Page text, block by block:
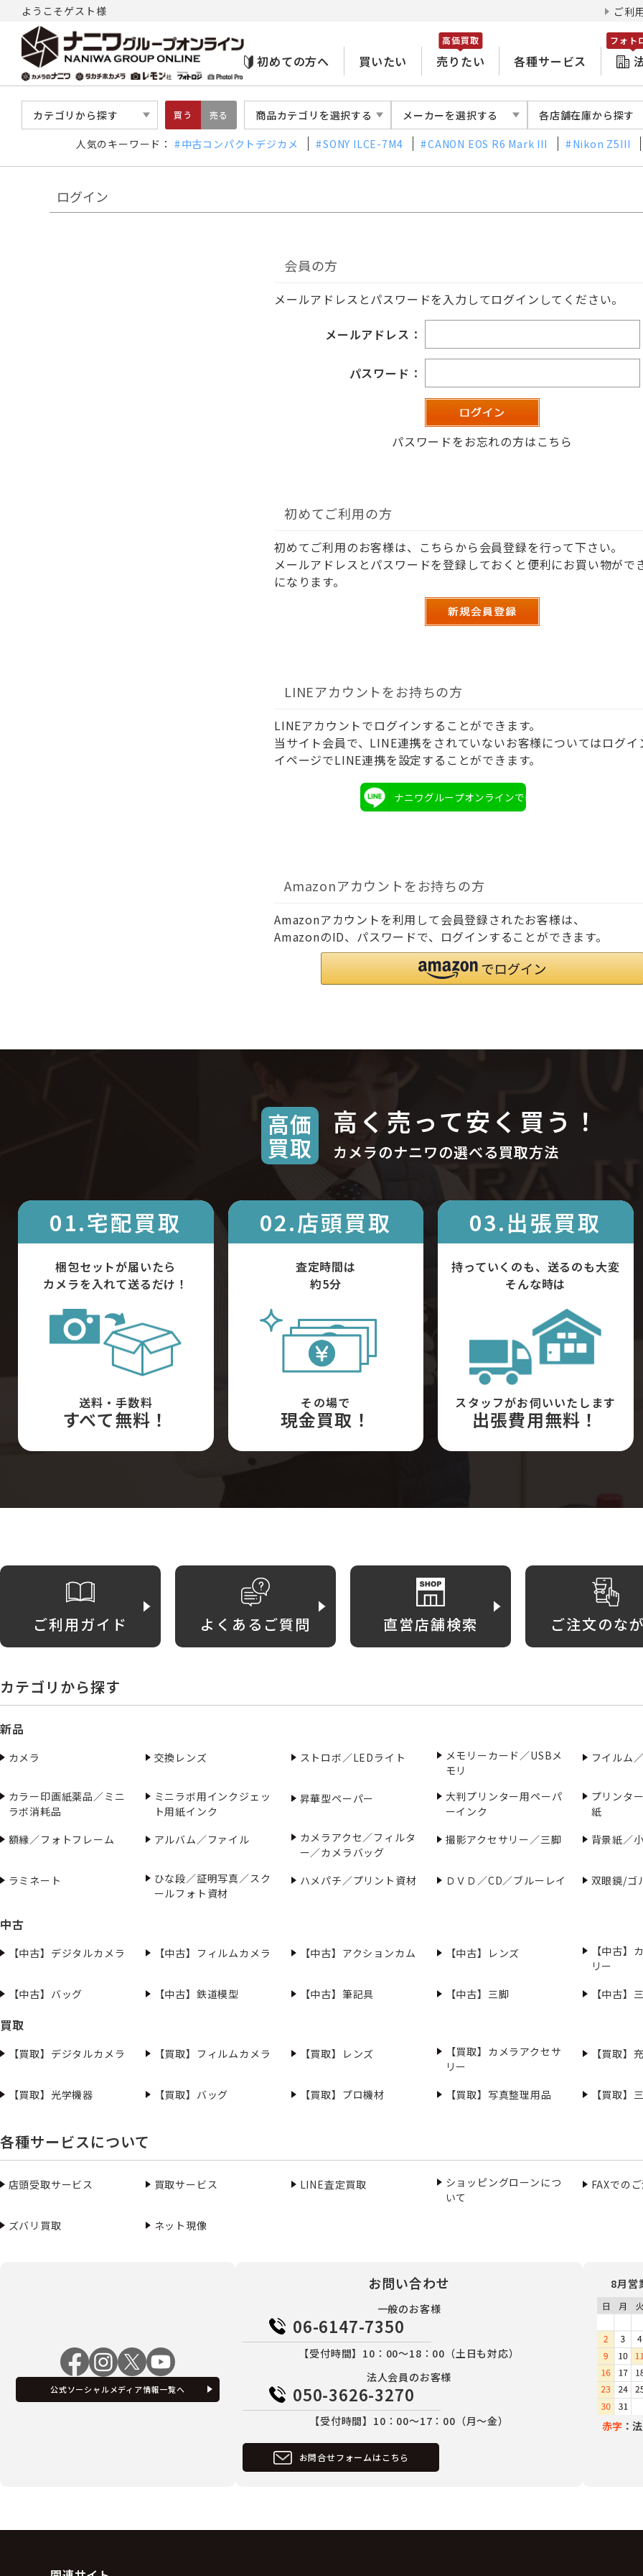
ようこそゲスト様 ご利
初めての方へ 買いたい 売りたい
高価買取
各種サービス
フォト
カテゴリから探す 買う 売る 商品カテゴリを選択する メーカーを選択する 各店舗在庫から探す
人気のキーワード： 中古コンパクトデジカメ SONY ILCE-7M4 CANON EOS R6 Mark III Nikon Z5III
ログイン
会員の方
メールアドレスとパスワードを入力してログインしてください。
メールアドレス：
パスワード：
パスワードをお忘れの方はこちら
初めてご利用の方
初めてご利用のお客様は、こちらから会員登録を行って下さい。
メールアドレスとパスワードを登録しておくと便利にお買い物がで
になります。
LINEアカウントをお持ちの方
LINEアカウントでログインすることができます。
当サイト会員で、LINE連携をされていないお客様についてはログイ
イページでLINE連携を設定することができます。
ナニワグループオンラインでログイン
Amazonアカウントをお持ちの方
Amazonアカウントを利用して会員登録されたお客様は、
AmazonのID、パスワードで、ログインすることができます。
高価
買取
高く売って安く買う！
カメラのナニワの選べる買取方法
01.宅配買取
梱包セットが届いたら
カメラを入れて送るだけ！
送料・手数料
すべて無料！
02.店頭買取
査定時間は
約5分
その場で
現金買取！
03.出張買取
持っていくのも、送るのも大変
そんな時は
スタッフがお伺いいたします
出張費用無料！
ご利用ガイド よくあるご質問 直営店舗検索 ご注文のな
カテゴリから探す
新品
カメラ 交換レンズ ストロボ／LEDライト
メモリーカード／USBメ
モリ
フイルム
カラー印画紙薬品／ミニ
ラボ消耗品
ミニラボ用インクジェッ
ト用紙インク
昇華型ペーパー
大判プリンター用ペーパ
ーインク
プリンタ
紙
額縁／フォトフレーム
アルバム／ファイル
カメラアクセ／フィルタ
ー／カメラバッグ
撮影アクセサリー／三脚 背景紙／
ラミネート
ひな段／証明写真／スク
ールフォト資材
ハメパチ／プリント資材 ＤＶＤ／CD／ブルーレイ 双眼鏡/ゴ
中古
【中古】デジタルカメラ 【中古】フィルムカメラ 【中古】アクションカム 【中古】レンズ
【中古】
リー
【中古】バッグ
【中古】鉄道模型 【中古】筆記具 【中古】三脚 【中古】
買取
【買取】デジタルカメラ 【買取】フィルムカメラ 【買取】レンズ
【買取】カメラアクセサ
リー
【買取】
【買取】光学機器 【買取】バッグ 【買取】プロ機材 【買取】写真整理用品 【買取】
各種サービスについて
店頭受取サービス 買取サービス LINE査定買取
ショッピングローンにつ
いて
FAXでの
ズバリ買取 ネット現像
公式ソーシャルメディア情報一覧へ
お問い合わせ
一般のお客様
06-6147-7350
【受付時間】10：00～18：00（土日も対応）
法人会員のお客様
050-3626-3270
【受付時間】10：00～17：00（月～金）
お問合せフォームはこちら
8月営
赤字 ：